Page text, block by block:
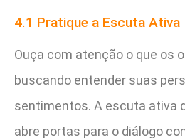
4.1 Pratique a Escuta Ativa
Ouça com atenção o que os
buscando entender suas
sentimentos. A escuta ativa
abre portas para o diálogo